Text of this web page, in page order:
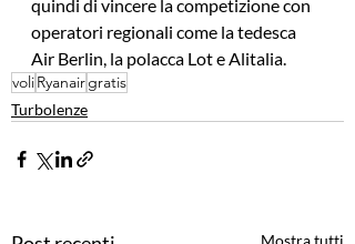
quindi di vincere la competizione con
operatori regionali come la tedesca
Air Berlin, la polacca Lot e Alitalia.
voliRyanairgratis
Turbolenze
Mostra tutti